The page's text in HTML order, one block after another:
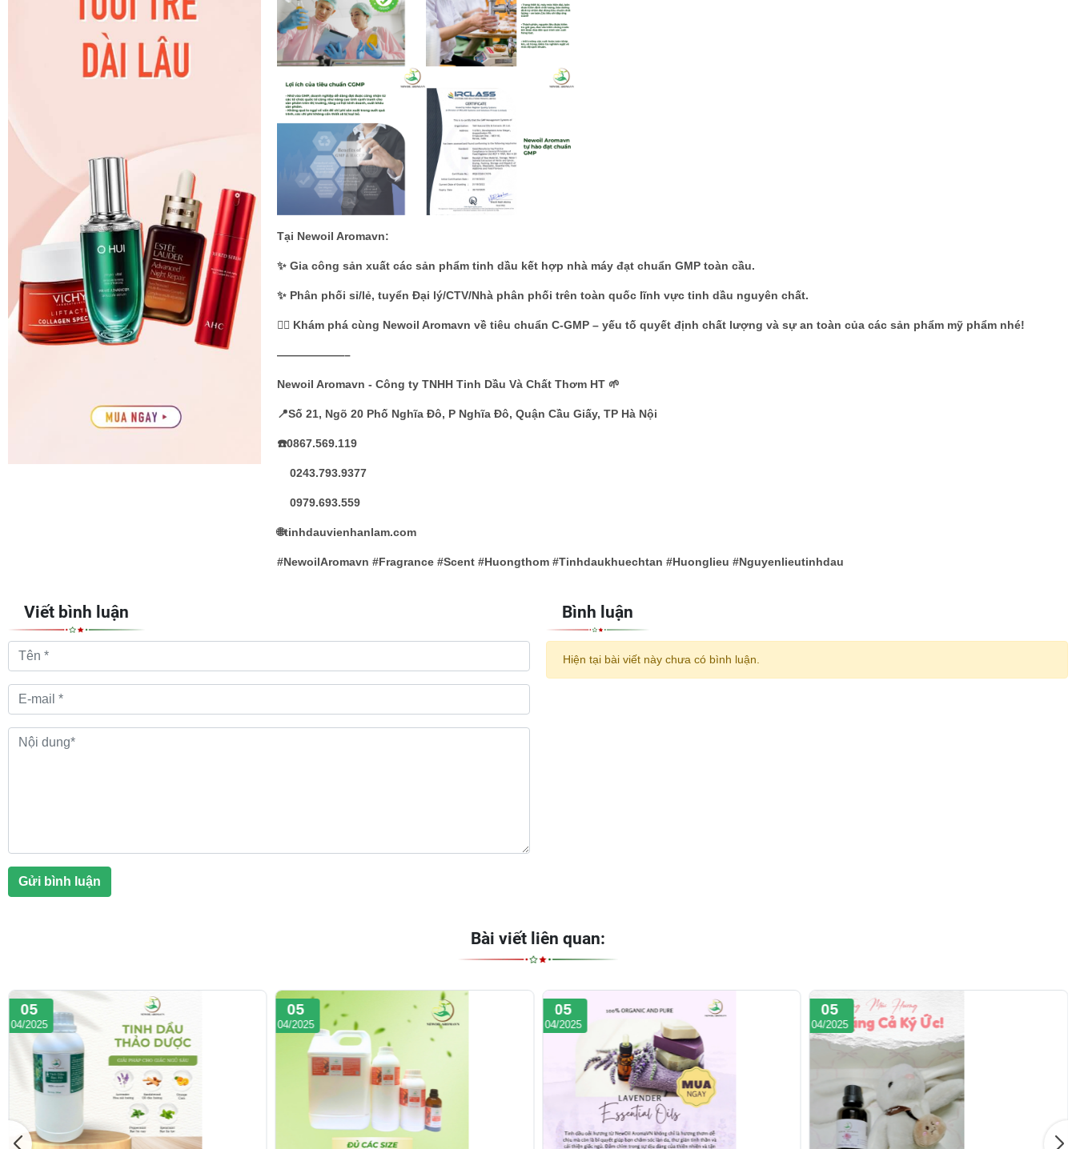
Tại Newoil Aromavn:
✨ Gia công sản xuất các sản phẩm tinh dầu kết hợp nhà máy đạt chuẩn GMP toàn cầu.
✨ Phân phối sỉ/lẻ, tuyển Đại lý/CTV/Nhà phân phối trên toàn quốc lĩnh vực tinh dầu nguyên chất.
👉🏼 Khám phá cùng Newoil Aromavn về tiêu chuẩn C-GMP – yếu tố quyết định chất lượng và sự an toàn của các sản phẩm mỹ phẩm nhé!
——————–
Newoil Aromavn - Công ty TNHH Tinh Dầu Và Chất Thơm HT 🌱
📍Số 21, Ngõ 20 Phố Nghĩa Đô, P Nghĩa Đô, Quận Cầu Giấy, TP Hà Nội
☎️0867.569.119
0243.793.9377
0979.693.559
🌐tinhdauvienhanlam.com
#NewoilAromavn #Fragrance #Scent #Huongthom #Tinhdaukhuechtan #Huonglieu #Nguyenlieutinhdau
Viết bình luận
Gửi bình luận
Bình luận
Hiện tại bài viết này chưa có bình luận.
Bài viết liên quan:
05
04/2025
05
04/2025
05
04/2025
05
04/2025